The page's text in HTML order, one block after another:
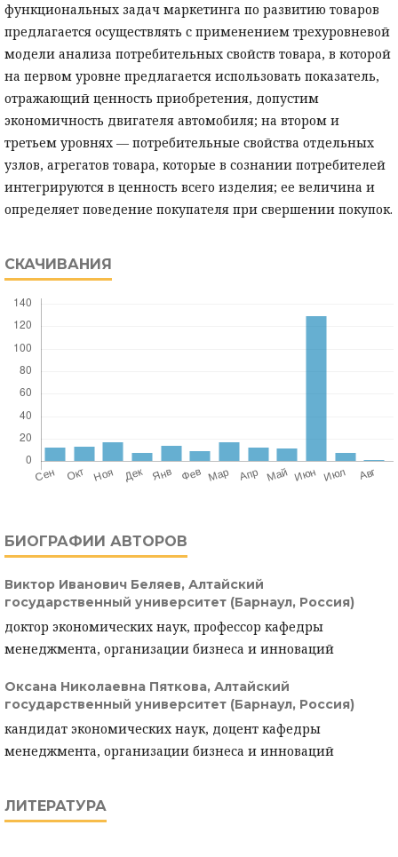
функциональных задач маркетинга по развитию товаров
предлагается осуществлять с применением трехуровневой
модели анализа потребительных свойств товара, в которой
на первом уровне предлагается использовать показатель,
отражающий ценность приобретения, допустим
экономичность двигателя автомобиля; на втором и
третьем уровнях — потребительные свойства отдельных
узлов, агрегатов товара, которые в сознании потребителей
интегрируются в ценность всего изделия; ее величина и
определяет поведение покупателя при свершении покупок.
СКАЧИВАНИЯ
БИОГРАФИИ АВТОРОВ
Виктор Иванович Беляев, Алтайский
государственный университет (Барнаул, Россия)
доктор экономических наук, профессор кафедры
менеджмента, организации бизнеса и инноваций
Оксана Николаевна Пяткова, Алтайский
государственный университет (Барнаул, Россия)
кандидат экономических наук, доцент кафедры
менеджмента, организации бизнеса и инноваций
ЛИТЕРАТУРА